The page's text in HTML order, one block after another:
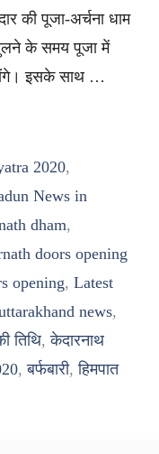
की पूजा-अर्चना धाम
के समय पूजा में
इसके साथ …
2020,
News in
dham,
doors opening
opening, Latest
news,
तिथि,केदारनाथ
,बर्फबारी,हिमपात